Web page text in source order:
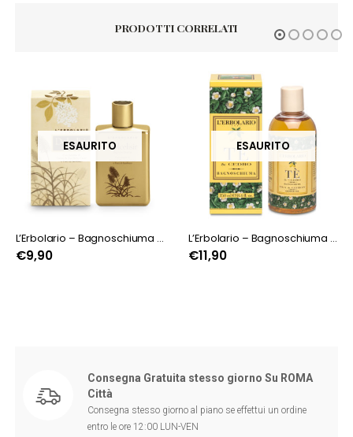
PRODOTTI CORRELATI
ESAURITO
L’Erbolario – Bagnoschiuma Dolcelisir
€9,90
ESAURITO
L’Erbolario – Bagnoschiuma Tè & Cedro
€11,90
Consegna Gratuita stesso giorno Su ROMA
Città
Consegna stesso giorno al piano se effettui un ordine
entro le ore 12:00 LUN-VEN